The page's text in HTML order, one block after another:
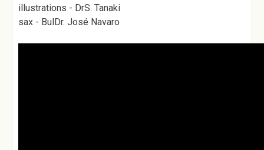
illustrations - DrS. Tanaki
sax - BulDr. José Navaro